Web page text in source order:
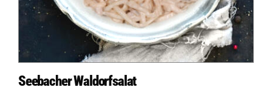
Seebacher Waldorfsalat